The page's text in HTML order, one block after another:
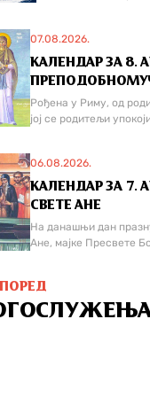
07.08.2026.
КАЛЕНДАР ЗА 8.
Рођена у Риму, од
јој се родитељи
06.08.2026.
КАЛЕНДАР ЗА 7.
СВЕТЕ АНЕ
На данашњи дан
Ане, мајке Пресвете